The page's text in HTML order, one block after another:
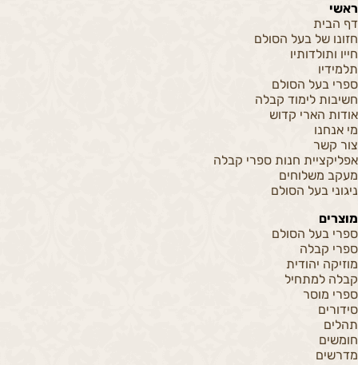
ראשי
דף הבית
חזונו של בעל הסולם
חייו ותולדותיו
תלמידיו
ספרי בעל הסולם
חשיבות לימוד קבלה
אודות הארי קדוש
מי אנחנו
צור קשר
אפליקציית חנות ספרי קבלה
מעקב משלוחים
ניגוני בעל הסולם
מוצרים
ספרי בעל הסולם
ספרי קבלה
מוזיקה יהודית
קבלה למתחיל
ספרי מוסר
סידורים
תהלים
חומשים
מדרשים